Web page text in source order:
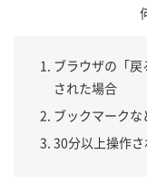
ブラウザの「
された場合
ブックマーク
30分以上操作